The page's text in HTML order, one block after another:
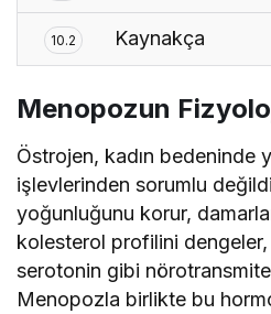
10.2 Kaynakça
Menopozun
Östrojen, kadın bedeninde
işlevlerinden sorumlu
yoğunluğunu korur,
kolesterol profilini
serotonin gibi
Menopozla birlikte bu